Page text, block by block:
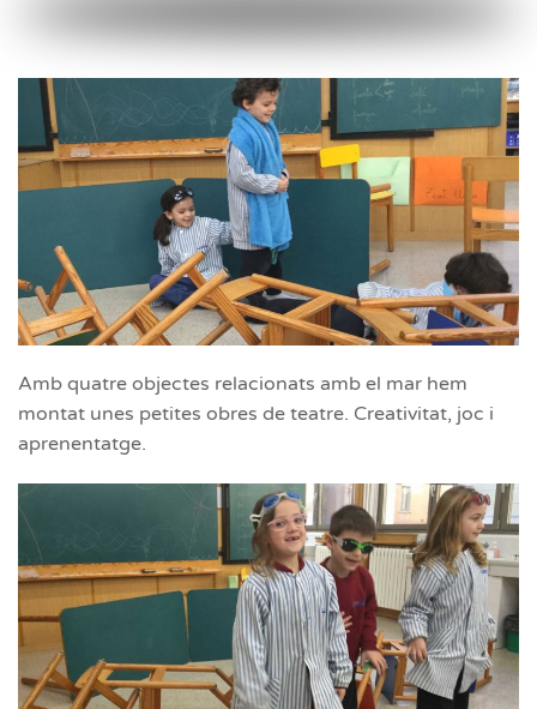
Amb quatre objectes relacionats amb el mar hem
montat unes petites obres de teatre. Creativitat, joc i
aprenentatge.